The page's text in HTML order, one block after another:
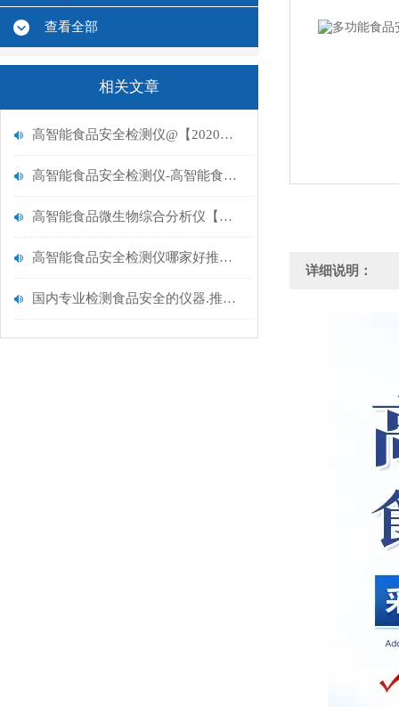
查看全部
相关文章
高智能食品安全检测仪@【2020实验室多项目参数仪器大全】
高智能食品安全检测仪-高智能食品安全检测仪-高智能食品安全检测仪
高智能食品微生物综合分析仪【智能新款】云唐高智能食品安全检测仪
高智能食品安全检测仪哪家好推荐山东云唐品牌厂家
国内专业检测食品安全的仪器.推荐云唐高智能食品安全检测仪
详细说明：